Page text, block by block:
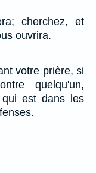
cherchez, et
ouvrira.
votre prière, si
quelqu'un,
est dans les